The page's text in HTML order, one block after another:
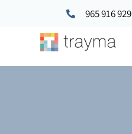
965 916 929